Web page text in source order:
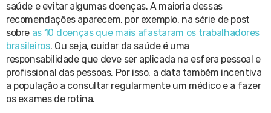
saúde e evitar algumas doenças. A maioria dessas
recomendações aparecem, por exemplo, na série de post
sobre as 10 doenças que mais afastaram os trabalhadores
brasileiros. Ou seja, cuidar da saúde é uma
responsabilidade que deve ser aplicada na esfera pessoal e
profissional das pessoas. Por isso, a data também incentiva
a população a consultar regularmente um médico e a fazer
os exames de rotina.